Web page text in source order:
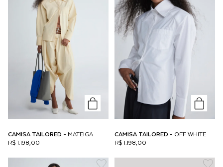
CAMISA TAILORED - MATEIGA
R$ 1.198,00
CAMISA TAILORED - OFF WHITE
R$ 1.198,00